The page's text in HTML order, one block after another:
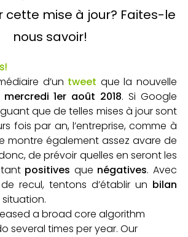
mise à jour? Faites-le
nous savoir!
d’un tweet que la nouvelle
mercredi 1er août 2018. Si Google
que de telles mises à jour sont
fois par an, l’entreprise, comme à
montre également assez avare de
de prévoir quelles en seront les
positives que négatives. Avec
recul, tentons d’établir un bilan
a broad core algorithm
several times per year. Our